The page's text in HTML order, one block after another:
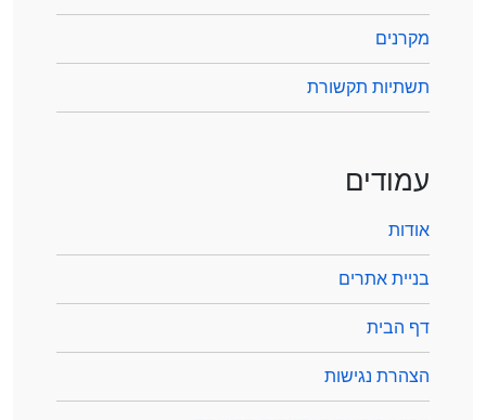
מקרנים
תשתיות תקשורת
עמודים
אודות
בניית אתרים
דף הבית
הצהרת נגישות